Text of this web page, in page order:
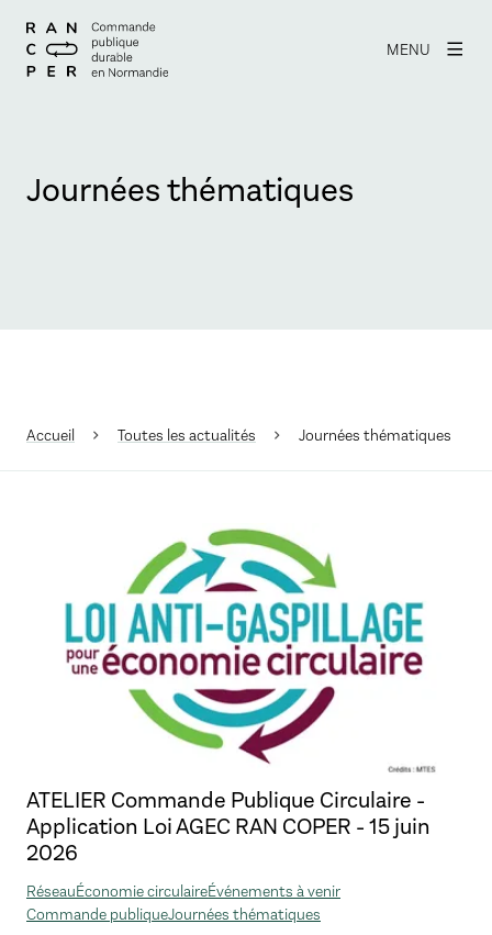
MENU
Journées thématiques
Accueil Toutes les actualités Journées thématiques
ATELIER Commande Publique Circulaire -
Application Loi AGEC RAN COPER - 15 juin
2026
RéseauÉconomie circulaireÉvénements à venir
Commande publiqueJournées thématiques